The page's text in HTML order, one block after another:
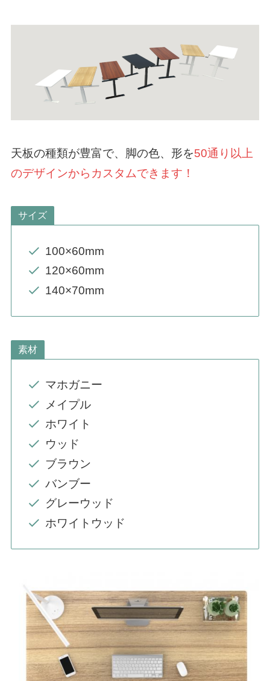
天板の種類が豊富で、脚の色、形を50通り以上
のデザインからカスタムできます！
サイズ
100×60mm
120×60mm
140×70mm
素材
マホガニー
メイプル
ホワイト
ウッド
ブラウン
バンブー
グレーウッド
ホワイトウッド